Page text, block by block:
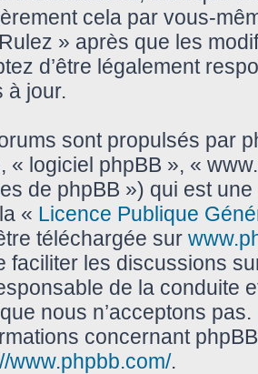
cela par vous-
» après que les
d’être légalement
à jour.
sont propulsés par
« logiciel phpBB », «
de phpBB ») qui est
« Licence Publique
téléchargée sur
faciliter les discussions
de la conduite
nous n’acceptons
concernant
www.phpbb.com/.